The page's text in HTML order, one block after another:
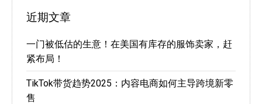
近期文章
一门被低估的生意！在美国有库存的服饰卖家，赶
紧布局！
TikTok带货趋势2025：内容电商如何主导跨境新零
售